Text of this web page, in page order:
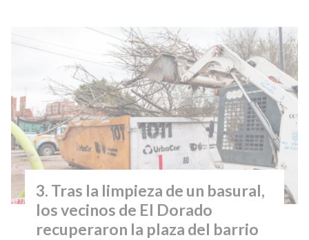
Tras la limpieza de un basural,
los vecinos de El Dorado
recuperaron la plaza del barrio